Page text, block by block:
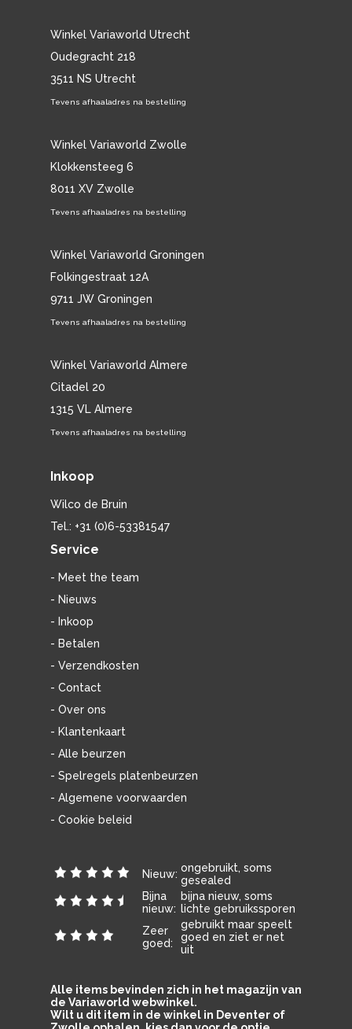
Winkel Variaworld Utrecht
Oudegracht 218
3511 NS Utrecht
Tevens afhaaladres na bestelling
Winkel Variaworld Zwolle
Klokkensteeg 6
8011 XV Zwolle
Tevens afhaaladres na bestelling
Winkel Variaworld Groningen
Folkingestraat 12A
9711 JW Groningen
Tevens afhaaladres na bestelling
Winkel Variaworld Almere
Citadel 20
1315 VL Almere
Tevens afhaaladres na bestelling
Inkoop
Wilco de Bruin
Tel.: +31 (0)6-53381547
Service
- Meet the team
- Nieuws
- Inkoop
- Betalen
- Verzendkosten
- Contact
- Over ons
- Klantenkaart
- Alle beurzen
- Spelregels platenbeurzen
- Algemene voorwaarden
- Cookie beleid
Nieuw: ongebruikt, soms
gesealed
Bijna
nieuw:
bijna nieuw, soms
lichte gebruikssporen
Zeer
goed:
gebruikt maar speelt
goed en ziet er net
uit
Alle items bevinden zich in het magazijn van
de Variaworld webwinkel.
Wilt u dit item in de winkel in Deventer of